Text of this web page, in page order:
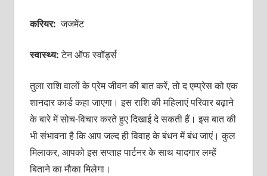
करियर:जजमेंट
स्वास्थ्य:टेन ऑफ स्वॉर्ड्स
तुला राशि वालों के प्रेम जीवन की बात करें, तो द एम्प्रेस को एक
शानदार कार्ड कहा जाएगा। इस राशि की महिलाएं परिवार बढ़ाने
के बारे में सोच-विचार करते हुए दिखाई दे सकती हैं। इस बात की
भी संभावना है कि आप जल्द ही विवाह के बंधन में बंध जाएं। कुल
मिलाकर, आपको इस सप्ताह पार्टनर के साथ यादगार लम्हें
बिताने का मौका मिलेगा।